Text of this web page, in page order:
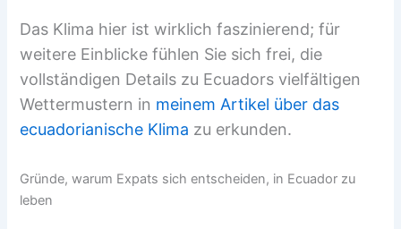
Das Klima hier ist wirklich faszinierend; für
weitere Einblicke fühlen Sie sich frei, die
vollständigen Details zu Ecuadors vielfältigen
Wettermustern in meinem Artikel über das
ecuadorianische Klima zu erkunden.
Gründe, warum Expats sich entscheiden, in Ecuador zu
leben